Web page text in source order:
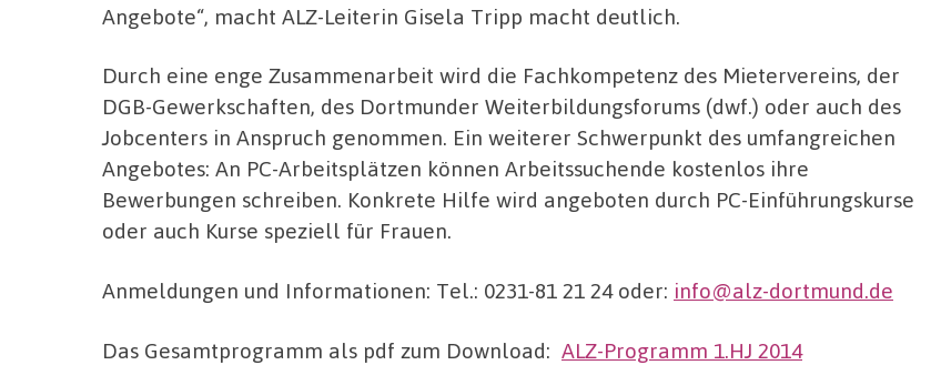
Angebote“, macht ALZ-Leiterin Gisela Tripp macht deutlich.
Durch eine enge Zusammenarbeit wird die Fachkompetenz des Mietervereins, der
DGB-Gewerkschaften, des Dortmunder Weiterbildungsforums (dwf.) oder auch des
Jobcenters in Anspruch genommen. Ein weiterer Schwerpunkt des umfangreichen
Angebotes: An PC-Arbeitsplätzen können Arbeitssuchende kostenlos ihre
Bewerbungen schreiben. Konkrete Hilfe wird angeboten durch PC-Einführungskurse
oder auch Kurse speziell für Frauen.
Anmeldungen und Informationen: Tel.: 0231-81 21 24 oder: info@alz-dortmund.de
Das Gesamtprogramm als pdf zum Download: ALZ-Programm 1.HJ 2014